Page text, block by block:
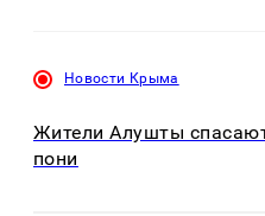
Новости Крыма
Жители Алушты
пони